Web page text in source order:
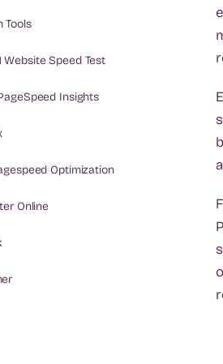
Tools
Website Speed Test
​​Insights
Optimization
Online